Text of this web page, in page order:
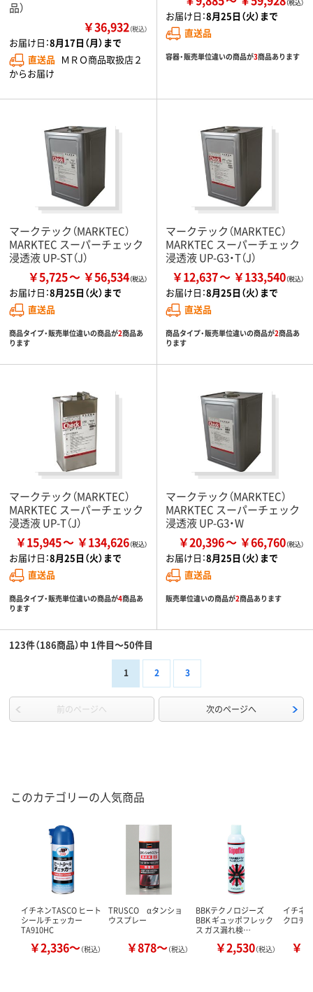
品）
￥36,932（税込）
お届け日：8月17日（月）まで
直送品 ＭＲＯ商品取扱店２
からお届け
お届け日：8月25日（火）まで
直送品
容器・販売単位違いの商品が3商品あります
マークテック（MARKTEC）
MARKTEC スーパーチェック
浸透液 UP-ST（J）
￥5,725 ￥56,534
お届け日：8月25日（火）まで
直送品
商品タイプ・販売単位違いの商品が2商品あ
ります
マークテック（MARKTEC）
MARKTEC スーパーチェック
浸透液 UP-G3・T（J）
￥12,637 ￥133,540
お届け日：8月25日（火）まで
直送品
商品タイプ・販売単位違いの商品が2商品あ
ります
マークテック（MARKTEC）
MARKTEC スーパーチェック
浸透液 UP-T（J）
￥15,945 ￥134,626
お届け日：8月25日（火）まで
直送品
商品タイプ・販売単位違いの商品が4商品あ
ります
マークテック（MARKTEC）
MARKTEC スーパーチェック
浸透液 UP-G3・W
￥20,396 ￥66,760
お届け日：8月25日（火）まで
直送品
販売単位違いの商品が2商品あります
123件（186商品）中 1件目～50件目
1 2 3
前のページへ 次のページへ
このカテゴリーの人気商品
イチネンTASCO ヒート
シールチェッカー
TA910HC
￥2,336～（税込）
TRUSCO αタンショ
ウスプレー
￥878～（税込）
BBKテクノロジーズ
BBK ギュッポフレック
ス ガス漏れ検…
￥2,530（税込）
イチネ
クロチ
￥